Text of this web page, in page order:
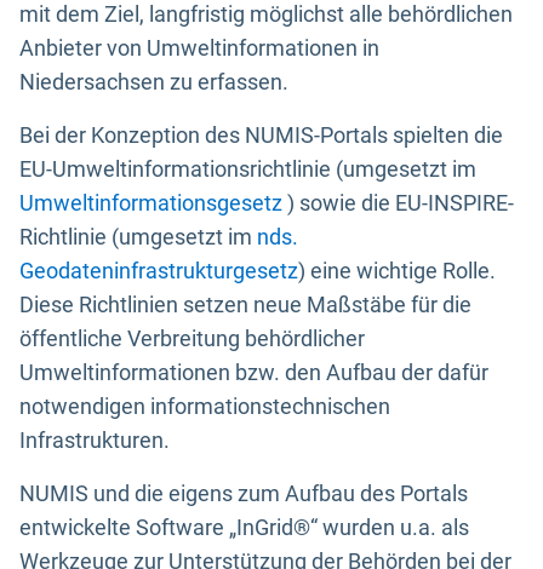
mit dem Ziel, langfristig möglichst alle behördlichen
Anbieter von Umweltinformationen in
Niedersachsen zu erfassen.
Bei der Konzeption des NUMIS-Portals spielten die
EU-Umweltinformationsrichtlinie (umgesetzt im
Umweltinformationsgesetz) sowie die EU-INSPIRE-
Richtlinie (umgesetzt im nds.
Geodateninfrastrukturgesetz) eine wichtige Rolle.
Diese Richtlinien setzen neue Maßstäbe für die
öffentliche Verbreitung behördlicher
Umweltinformationen bzw. den Aufbau der dafür
notwendigen informationstechnischen
Infrastrukturen.
NUMIS und die eigens zum Aufbau des Portals
entwickelte Software „InGrid®“ wurden u.a. als
Werkzeuge zur Unterstützung der Behörden bei der